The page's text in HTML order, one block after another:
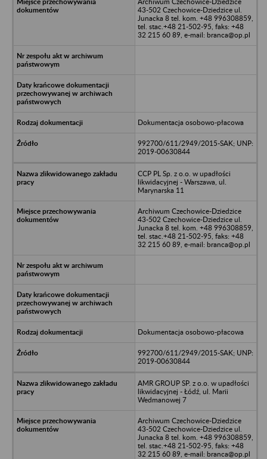
43-502 Czechowice-Dziedzice ul.
Junacka 8 tel. kom. +48 996308859,
tel. stac.+48 21-502-95, faks: +48
32 215 60 89, e-mail: branca@op.pl
Dokumentacja osobowo-płacowa
992700/611/2949/2015-SAK; UNP:
2019-00630844
CCP PL Sp. z o.o. w upadłości
likwidacyjnej - Warszawa, ul.
Marynarska 11
Archiwum Czechowice-Dziedzice
43-502 Czechowice-Dziedzice ul.
Junacka 8 tel. kom. +48 996308859,
tel. stac.+48 21-502-95, faks: +48
32 215 60 89, e-mail: branca@op.pl
Dokumentacja osobowo-płacowa
992700/611/2949/2015-SAK; UNP:
2019-00630844
AMR GROUP SP. z o.o. w upadłości
likwidacyjnej - Łódź, ul. Marii
Wedmanowej 7
Archiwum Czechowice-Dziedzice
43-502 Czechowice-Dziedzice ul.
Junacka 8 tel. kom. +48 996308859,
tel. stac.+48 21-502-95, faks: +48
32 215 60 89, e-mail: branca@op.pl